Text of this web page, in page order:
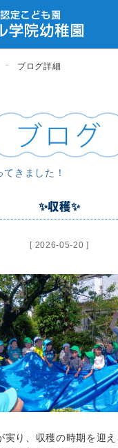
ブログ詳細
きました！
✨収穫✨
[ 2026-05-20 ]
実り、収穫の時期を迎